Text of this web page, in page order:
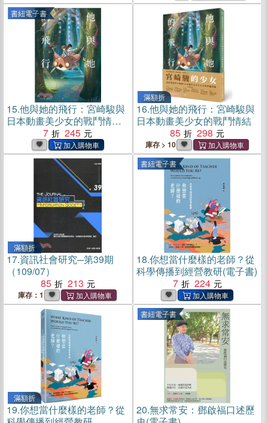
書紐電子書
15.他與她的飛行：宮崎駿與
日本動畫美少女的戰鬥情結
7 245
滿額折
16.他與她的飛行：宮崎駿與
日本動畫美少女的戰鬥情結
85
298
庫存 > 10
滿額折
17.資訊社會研究─第39期
（109/07）
85
213
庫存：1
書紐電子書
18.你想當什麼樣的老師？從
科學傳播到經營教研(電子書)
7
224
滿額折
19.你想當什麼樣的老師？從
書紐電子書
20.無求常安：鄧啟福口述歷